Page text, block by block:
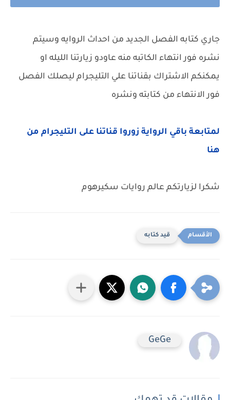
جاري كتابه الفصل الجديد من احداث الروايه وسيتم
نشره فور انتهاء الكاتبه منه عاودو زيارتنا الليله او
يمكنكم الاشتراك بقناتنا علي التليجرام ليصلك الفصل
فور الانتهاء من كتابته ونشره
لمتابعة باقي الرواية زوروا قناتنا على التليجرام من
هنا
شكرا لزيارتكم عالم روايات سكيرهوم
قيد كتابه
GeGe